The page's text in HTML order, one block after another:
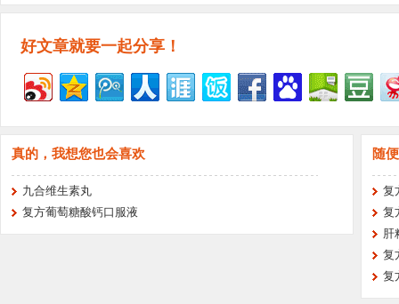
好文章就要一起分享！
真的，我想您也会喜欢
九合维生素丸
复方葡萄糖酸钙口服液
随
复
复
肝
复
复